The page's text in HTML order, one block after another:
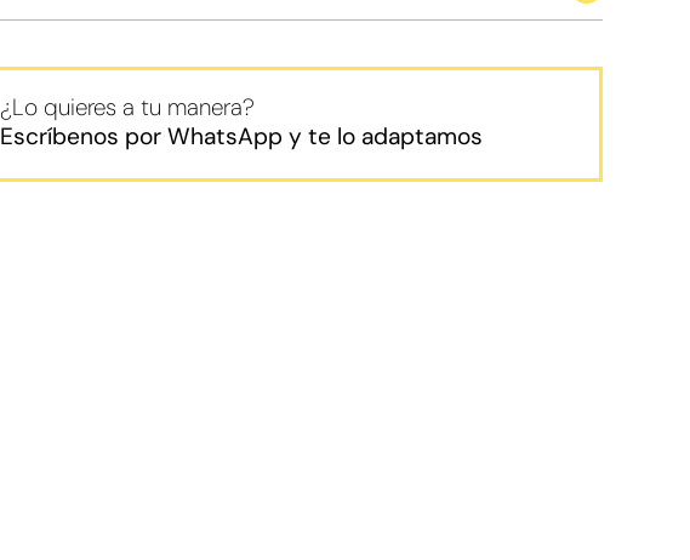
¿Lo quieres a tu manera?
Escríbenos por WhatsApp y te lo adaptamos